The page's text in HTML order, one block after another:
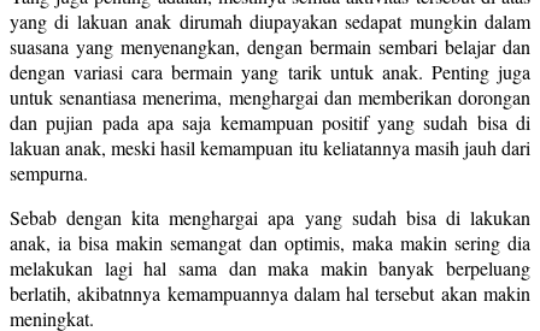
yang di lakuan anak dirumah diupayakan sedapat mungkin dalam
suasana yang menyenangkan, dengan bermain sembari belajar dan
dengan variasi cara bermain yang tarik untuk anak. Penting juga
untuk senantiasa menerima, menghargai dan memberikan dorongan
dan pujian pada apa saja kemampuan positif yang sudah bisa di
lakuan anak, meski hasil kemampuan itu keliatannya masih jauh dari
sempurna.
Sebab dengan kita menghargai apa yang sudah bisa di lakukan
anak, ia bisa makin semangat dan optimis, maka makin sering dia
melakukan lagi hal sama dan maka makin banyak berpeluang
berlatih, akibatnnya kemampuannya dalam hal tersebut akan makin
meningkat.